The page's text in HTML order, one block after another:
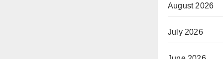
August 2026
July 2026